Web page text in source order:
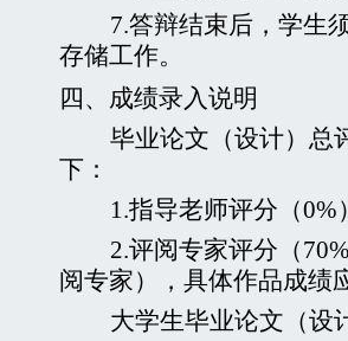
7.答辩结束后，学生
存储工作。
四、 成绩录入说明
毕业论文（设计）总
下：
1.指导老师评分（0%
2.评阅专家评分（70%
阅专家），具体作品成绩
大学生毕业论文（设